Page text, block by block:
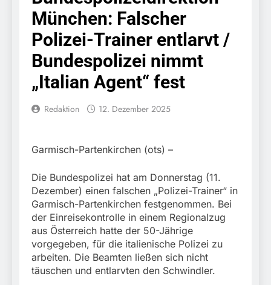
erschleicht rund 45.000
Euro Sozialleistungen
Ermittlungen der
Finanzkontrolle
rechtskräftiger
Verurteilung wegen
Betrugs
Bundespolizeidirektion
München: Europaweit
gesuchtes Mitglied einer
kriminellen Vereinigung
geht ins Netz –
Bundespolizei vollstreckt
europäischen
6. August 2026
Bundespolizeidirektion
München: Update zu den
Einsatzmaßnahmen der
Saarbrücken
5. August 2026
München:
/ Bundespolizei ermittelt
wegen gefährlichen
Bahnverkehr
München: Couragierte
Tatverdächtigen fest /
Mann nach Gleissturz
verletzt
FW-M: Brand in
stillgelegtem
Bahngebäude
(Sendling)
5. August 2026
HZA-R: Zoll deckt auf:
Mehr als 17.000
Zigaretten in Fahrzeug
und Anhänger versteckt
Kontrolle in Waidhaus
führt zur Sicherstellung
4. August 2026
Bundespolizeidirektion
München: Mit dem
München: Falscher
Polizei-Trainer entlarvt /
Bundespolizei nimmt
„Italian Agent“ fest
Redaktion 12. Dezember 2025
Garmisch-Partenkirchen (ots) –
Die Bundespolizei hat am Donnerstag (11.
Dezember) einen falschen „Polizei-Trainer“ in
Garmisch-Partenkirchen festgenommen. Bei
der Einreisekontrolle in einem Regionalzug
aus Österreich hatte der 50-Jährige
vorgegeben, für die italienische Polizei zu
arbeiten. Die Beamten ließen sich nicht
täuschen und entlarvten den Schwindler.